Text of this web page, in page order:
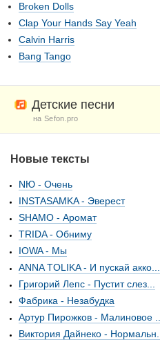
Broken Dolls
Clap Your Hands Say Yeah
Calvin Harris
Bang Tango
Детские песни
на Sefon.pro
Новые тексты
NЮ - Очень
INSTASAMKA - Эверест
SHAMO - Аромат
TRIDA - Обниму
IOWA - Мы
ANNA TOLIKA - И пускай акко...
Григорий Лепс - Пустит слез...
Фабрика - Незабудка
Артур Пирожков - Малиновое ...
Виктория Дайнеко - Нормальн...